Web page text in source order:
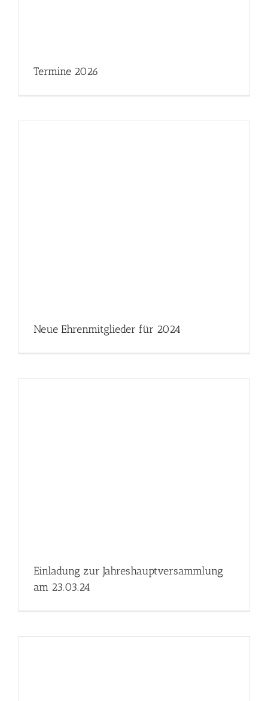
Termine 2026
Neue Ehrenmitglieder für 2024
Einladung zur Jahreshauptversammlung
am 23.03.24